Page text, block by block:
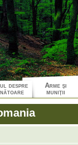
despre
Arme şi
muniţii